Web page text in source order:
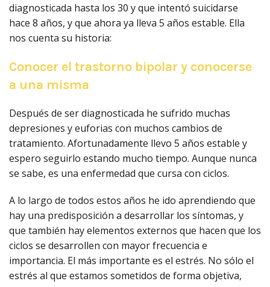
diagnosticada hasta los 30 y que intentó suicidarse
hace 8 años, y que ahora ya lleva 5 años estable. Ella
nos cuenta su historia:
Conocer el trastorno bipolar y conocerse
a una misma
Después de ser diagnosticada he sufrido muchas
depresiones y euforias con muchos cambios de
tratamiento. Afortunadamente llevo 5 años estable y
espero seguirlo estando mucho tiempo. Aunque nunca
se sabe, es una enfermedad que cursa con ciclos.
A lo largo de todos estos años he ido aprendiendo que
hay una predisposición a desarrollar los síntomas, y
que también hay elementos externos que hacen que los
ciclos se desarrollen con mayor frecuencia e
importancia. El más importante es el estrés. No sólo el
estrés al que estamos sometidos de forma objetiva,